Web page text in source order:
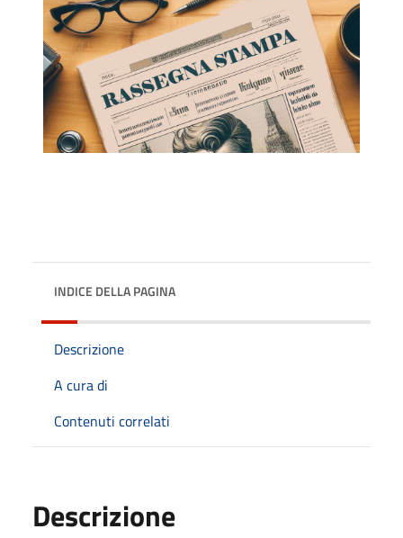
INDICE DELLA PAGINA
Descrizione
A cura di
Contenuti correlati
Descrizione